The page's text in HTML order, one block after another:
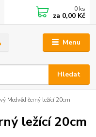
Menu
Hledat
0 ks
za 0,00 Kč
Medvěd černý ležící 20cm
ležící 20cm